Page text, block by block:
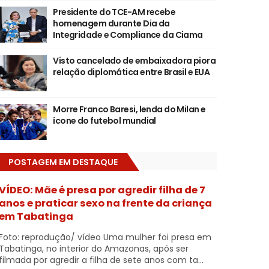
Presidente do TCE-AM recebe
homenagem durante Dia da
Integridade e Compliance da Ciama
Visto cancelado de embaixadora piora
relação diplomática entre Brasil e EUA
Morre Franco Baresi, lenda do Milan e
ícone do futebol mundial
POSTAGEM EM DESTAQUE
Mãe é presa por agredir filha de 7
anos e praticar sexo na frente da criança
Tabatinga
reprodução/ vídeo Uma mulher foi presa em
Tabatinga, no interior do Amazonas, após ser
filmada por agredir a filha de sete anos com ta...